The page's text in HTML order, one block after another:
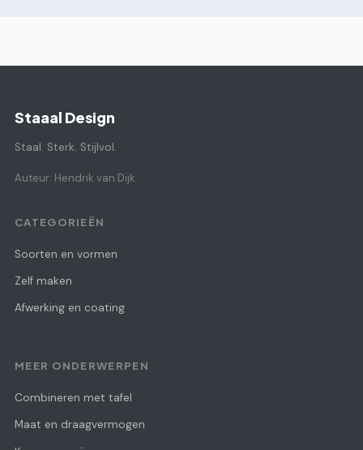
Staaal Design
Staal. Sterk. Stijlvol.
Auteur: Hendrik van Dijk
CATEGORIEËN
Soorten en vormen
Zelf maken
Afwerking en coating
MEER ONDERWERPEN
Combineren met tafel
Maat en draagvermogen